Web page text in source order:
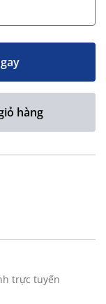
hàng
trực tuyến